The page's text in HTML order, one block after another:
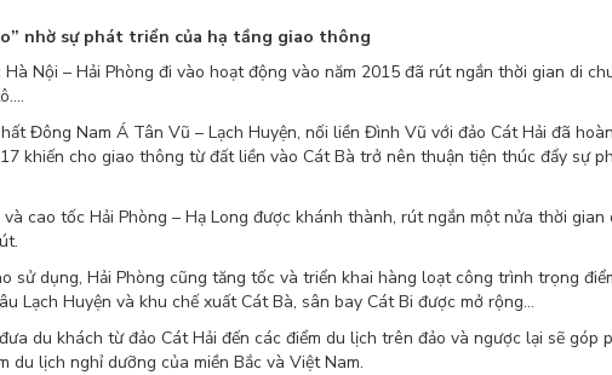
nhờ sự phát triển của hạ tầng giao thông
Nội – Hải Phòng đi vào hoạt động vào năm 2015 đã rút ngắn thời gian di
Đông Nam Á Tân Vũ – Lạch Huyện, nối liền Đình Vũ với đảo Cát Hải đã hoàn
khiến cho giao thông từ đất liền vào Cát Bà trở nên thuận tiện thúc đẩy sự
cao tốc Hải Phòng – Hạ Long được khánh thành, rút ngắn một nửa thời gian
sử dụng, Hải Phòng cũng tăng tốc và triển khai hàng loạt công trình trọng
Lạch Huyện và khu chế xuất Cát Bà, sân bay Cát Bi được mở rộng…
du khách từ đảo Cát Hải đến các điểm du lịch trên đảo và ngược lại sẽ góp
lịch nghỉ dưỡng của miền Bắc và Việt Nam.